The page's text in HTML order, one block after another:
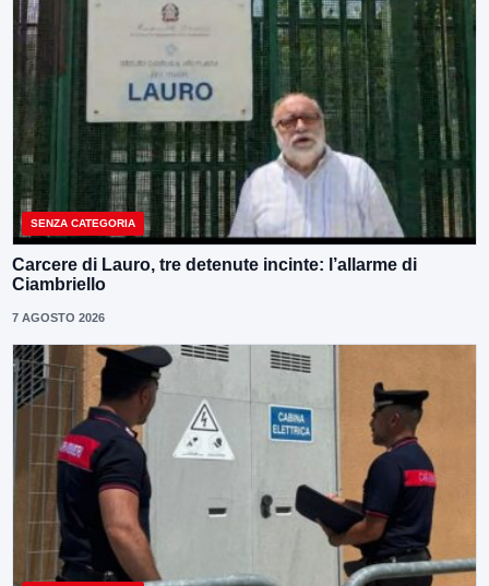
SENZA CATEGORIA
Carcere di Lauro, tre detenute incinte: l’allarme di
Ciambriello
7 AGOSTO 2026